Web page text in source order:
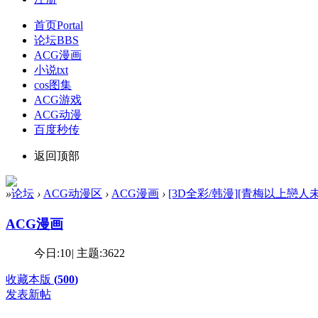
首页Portal
论坛BBS
ACG漫画
小说txt
cos图集
ACG游戏
ACG动漫
百度秒传
返回顶部
»论坛 › ACG动漫区 › ACG漫画 › [3D全彩/韩漫][青梅以上戀人
ACG漫画
今日:10| 主题:3622
收藏本版 (500)
发表新帖